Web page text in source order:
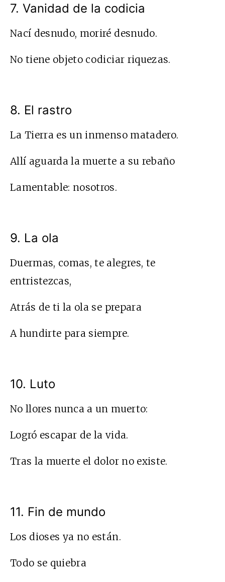
7. Vanidad de la codicia
Nací desnudo, moriré desnudo.
No tiene objeto codiciar riquezas.
8. El rastro
La Tierra es un inmenso matadero.
Allí aguarda la muerte a su rebaño
Lamentable: nosotros.
9. La ola
Duermas, comas, te alegres, te
entristezcas,
Atrás de ti la ola se prepara
A hundirte para siempre.
10. Luto
No llores nunca a un muerto:
Logró escapar de la vida.
Tras la muerte el dolor no existe.
11. Fin de mundo
Los dioses ya no están.
Todo se quiebra